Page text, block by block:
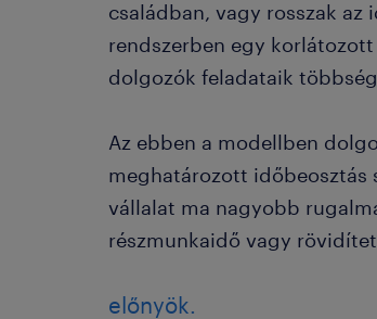
családban, vagy rosszak az
rendszerben egy
dolgozók feladataik
Az ebben a modellben
meghatározott időbeosztás
vállalat ma nagyobb
részmunkaidő vagy
előnyök.